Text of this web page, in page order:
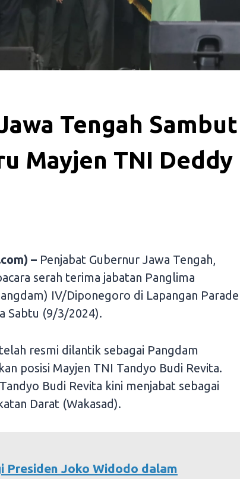
Tengah Sambut
Mayjen TNI Deddy
– Penjabat Gubernur Jawa Tengah,
serah terima jabatan Panglima
IV/Diponegoro di Lapangan Parade
Sabtu (9/3/2024).
resmi dilantik sebagai Pangdam
posisi Mayjen TNI Tandyo Budi Revita.
Budi Revita kini menjabat sebagai
Darat (Wakasad).
Presiden Joko Widodo dalam